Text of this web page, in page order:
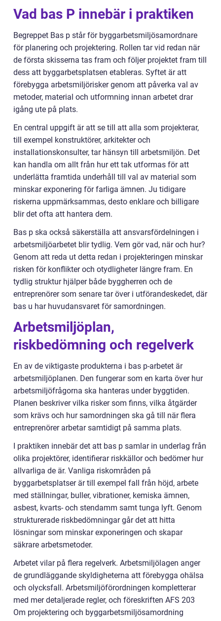
Vad bas P innebär i praktiken
Begreppet Bas p står för byggarbetsmiljösamordnare
för planering och projektering. Rollen tar vid redan när
de första skisserna tas fram och följer projektet fram till
dess att byggarbetsplatsen etableras. Syftet är att
förebygga arbetsmiljörisker genom att påverka val av
metoder, material och utformning innan arbetet drar
igång ute på plats.
En central uppgift är att se till att alla som projekterar,
till exempel konstruktörer, arkitekter och
installationskonsulter, tar hänsyn till arbetsmiljön. Det
kan handla om allt från hur ett tak utformas för att
underlätta framtida underhåll till val av material som
minskar exponering för farliga ämnen. Ju tidigare
riskerna uppmärksammas, desto enklare och billigare
blir det ofta att hantera dem.
Bas p ska också säkerställa att ansvarsfördelningen i
arbetsmiljöarbetet blir tydlig. Vem gör vad, när och hur?
Genom att reda ut detta redan i projekteringen minskar
risken för konflikter och otydligheter längre fram. En
tydlig struktur hjälper både byggherren och de
entreprenörer som senare tar över i utförandeskedet, där
bas u har huvudansvaret för samordningen.
Arbetsmiljöplan,
riskbedömning och regelverk
En av de viktigaste produkterna i bas p-arbetet är
arbetsmiljöplanen. Den fungerar som en karta över hur
arbetsmiljöfrågorna ska hanteras under byggtiden.
Planen beskriver vilka risker som finns, vilka åtgärder
som krävs och hur samordningen ska gå till när flera
entreprenörer arbetar samtidigt på samma plats.
I praktiken innebär det att bas p samlar in underlag från
olika projektörer, identifierar riskkällor och bedömer hur
allvarliga de är. Vanliga riskområden på
byggarbetsplatser är till exempel fall från höjd, arbete
med ställningar, buller, vibrationer, kemiska ämnen,
asbest, kvarts- och stendamm samt tunga lyft. Genom
strukturerade riskbedömningar går det att hitta
lösningar som minskar exponeringen och skapar
säkrare arbetsmetoder.
Arbetet vilar på flera regelverk. Arbetsmiljölagen anger
de grundläggande skyldigheterna att förebygga ohälsa
och olycksfall. Arbetsmiljöförordningen kompletterar
med mer detaljerade regler, och föreskriften AFS 203
Om projektering och byggarbetsmiljösamordning